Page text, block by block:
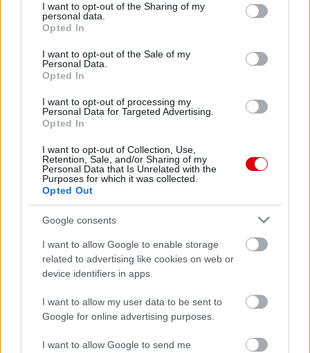
not limited to your visit or usage behaviour. You may click to
grant or deny consent to Google and its third-party tags to
use your data for below specified purposes in below Google
consent section.
I want to opt-out of the Sharing of my
personal data.
Opted In
I want to opt-out of the Sale of my
Personal Data.
Opted In
I want to opt-out of processing my
Personal Data for Targeted Advertising.
Opted In
I want to opt-out of Collection, Use,
Retention, Sale, and/or Sharing of my
Personal Data that Is Unrelated with the
Purposes for which it was collected.
Opted Out
Google consents
I want to allow Google to enable storage
related to advertising like cookies on web or
device identifiers in apps.
I want to allow my user data to be sent to
Google for online advertising purposes.
I want to allow Google to send me
Meccs Center